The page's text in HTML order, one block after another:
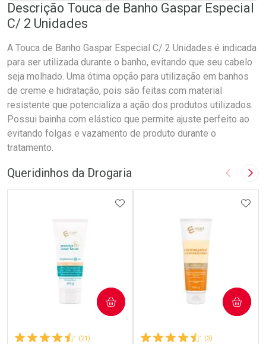
Descrição Touca de Banho Gaspar Especial
C/ 2 Unidades
A Touca de Banho Gaspar Especial C/ 2 Unidades é indicada
para ser utilizada durante o banho, evitando que seu cabelo
seja molhado. Uma ótima opção para utilização em banhos
de creme e hidratação, pois são feitas com material
resistente que potencializa a ação dos produtos utilizados.
Possui bainha com elástico que permite ajuste perfeito ao
evitando folgas e vazamento de produto durante o
tratamento.
Queridinhos da Drogaria Imagem
(21)
ADICIONAR AOS FAVORITOS
COMPRAR
(3)
COMPRAR